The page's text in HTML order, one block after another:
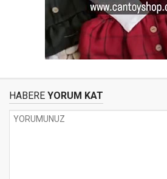
HABERE YORUM KAT